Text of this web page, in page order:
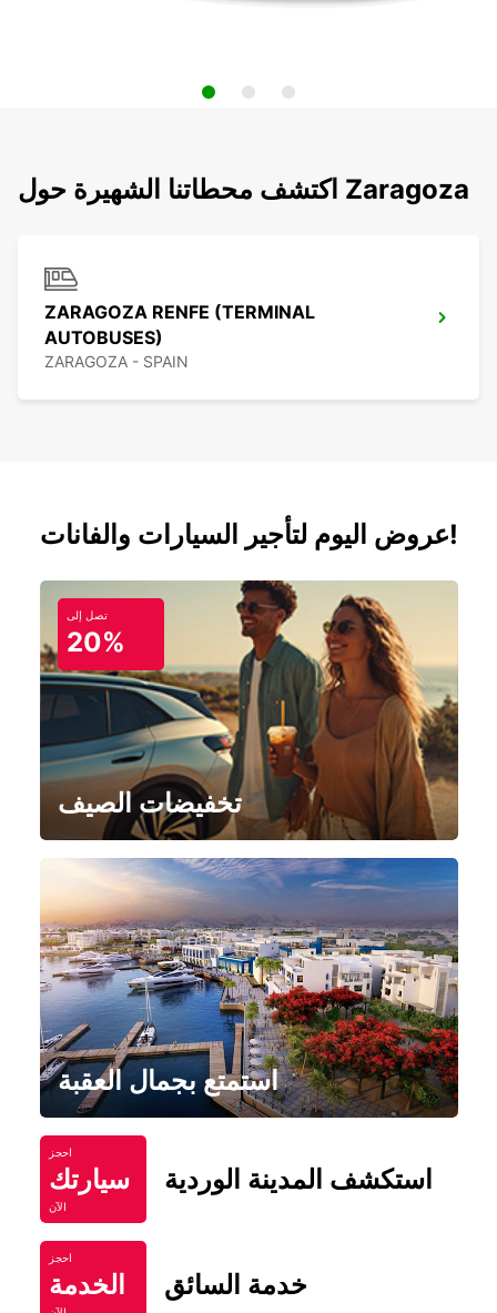
اكتشف محطاتنا الشهيرة حول Zaragoza
ZARAGOZA RENFE (TERMINAL
AUTOBUSES)
ZARAGOZA - SPAIN
عروض اليوم لتأجير السيارات والفانات!
تصل إلى
20%
تخفيضات الصيف
استمتع بجمال العقبة
احجز
سيارتك
الآن
استكشف المدينة الوردية
احجز
الخدمة خدمة السائق